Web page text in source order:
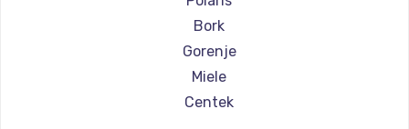
Замена температурного датчика
2500 руб.
Заказать
Замена электроконфорки
Bork
Gorenje
Miele
Centek